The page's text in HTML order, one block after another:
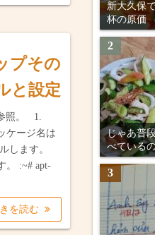
プその
と設定
照。 1.
ケージ名は
します。
。 :~# apt-
を読む
新大久保
杯の原価
2
じゃあ普
べている
3